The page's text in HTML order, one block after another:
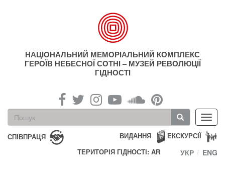
НАЦІОНАЛЬНИЙ МЕМОРІАЛЬНИЙ КОМПЛЕКС
ГЕРОЇВ НЕБЕСНОЇ СОТНІ – МУЗЕЙ РЕВОЛЮЦІЇ
ГІДНОСТІ
Пошукова
форма
Пошук
СПІВПРАЦЯ ЕКСКУРСІЇ
ВИДАННЯ
ТЕРИТОРІЯ ГІДНОСТІ: AR
УКР ENG